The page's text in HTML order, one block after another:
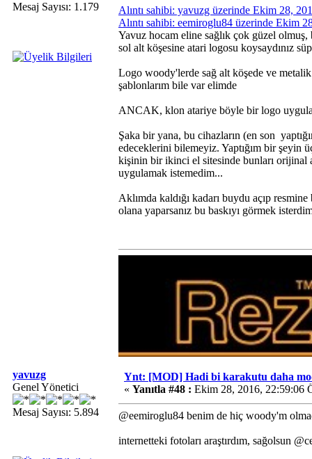
Mesaj Sayısı: 1.179
Alıntı sahibi: yavuzg üzerinde Ekim 28,
Alıntı sahibi: eemiroglu84 üzerinde Ekim
Yavuz hocam eline sağlık çok güzel olmuş,
sol alt köşesine atari logosu koysaydınız
Logo woody'lerde sağ alt köşede ve
şablonlarım bile var elimde
ANCAK, klon atariye böyle bir logo
Şaka bir yana, bu cihazların (en son
edeceklerini bilemeyiz. Yaptığım bir şeyin
kişinin bir ikinci el sitesinde bunları orijinal
uygulamak istemedim...
Aklımda kaldığı kadarı buydu açıp
olana yaparsanız bu baskıyı görmek
yavuzg
Genel Yönetici
Mesaj Sayısı: 5.894
Ynt: [MOD] Hadi bi karakutu daha
« Yanıtla #48 : Ekim 28, 2016, 22:59:06
@eemiroglu84 benim de hiç woody'm
internetteki fotoları araştırdım, sağolsun